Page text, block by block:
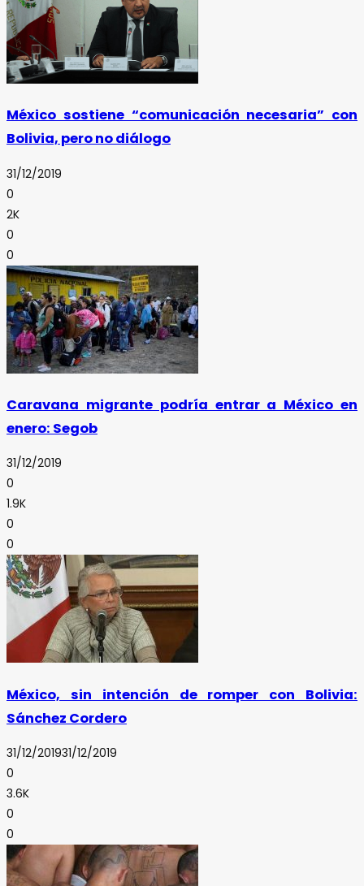
México sostiene “comunicación necesaria” con
Bolivia, pero no diálogo
31/12/2019
0
2K
0
0
Caravana migrante podría entrar a México en
enero: Segob
31/12/2019
0
1.9K
0
0
México, sin intención de romper con Bolivia:
Sánchez Cordero
31/12/201931/12/2019
0
3.6K
0
0